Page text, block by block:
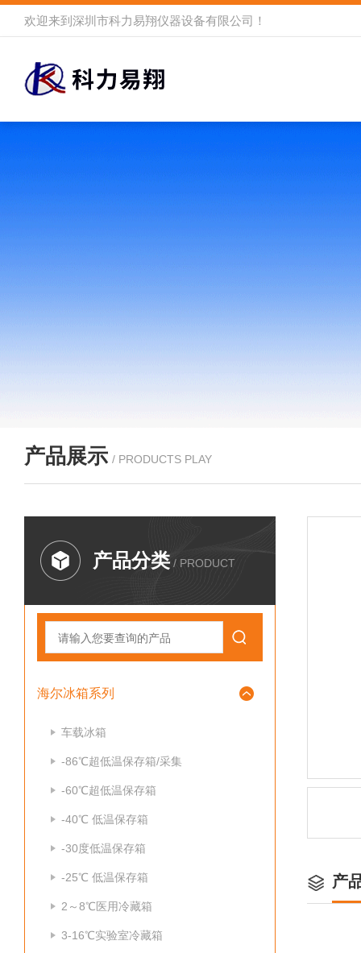
欢迎来到 深圳市科力易翔仪器设备有限公司 ！
产品展示 / PRODUCTS PLAY
产品分类 / PRODUCT
海尔冰箱系列
车载冰箱
-86℃超低温保存箱/采集
-60℃超低温保存箱
-40℃ 低温保存箱
-30度低温保存箱
-25℃ 低温保存箱
2～8℃医用冷藏箱
3-16℃实验室冷藏箱
产